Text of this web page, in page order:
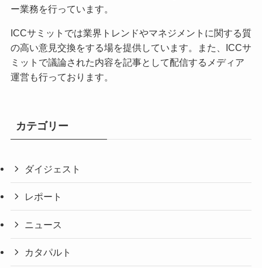
ー業務を行っています。
ICCサミットでは業界トレンドやマネジメントに関する質
の高い意見交換をする場を提供しています。また、ICCサ
ミットで議論された内容を記事として配信するメディア
運営も行っております。
カテゴリー
ダイジェスト
レポート
ニュース
カタパルト